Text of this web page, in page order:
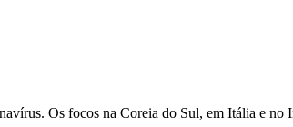
Os focos na Coreia do Sul, em Itália e